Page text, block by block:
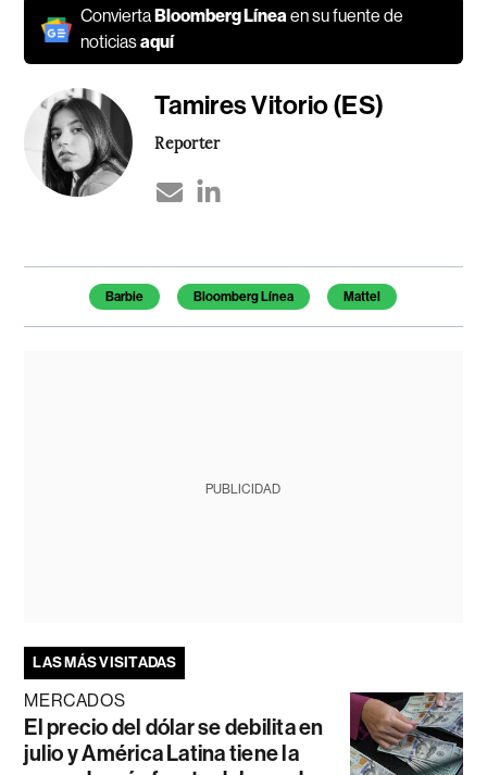
Convierta Bloomberg Líneaen su fuente de
noticiasaquí
Tamires Vitorio (ES)
Reporter
Temas de este artículo
Barbie Bloomberg Línea Mattel
PUBLICIDAD
LAS MÁS VISITADAS
MERCADOS
El precio del dólar se debilita en
julio y América Latina tiene la